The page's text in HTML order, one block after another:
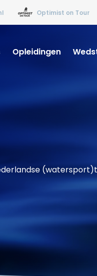
Optimist on Tour
Opleidingen